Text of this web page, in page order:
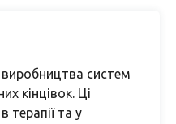
систем
кінцівок. Ці
та у